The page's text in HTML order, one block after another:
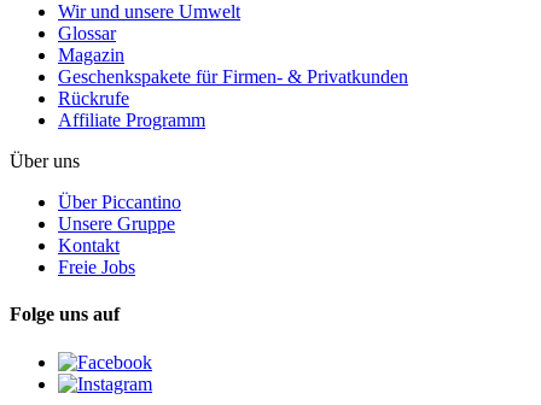
Wir und unsere Umwelt
Glossar
Magazin
Geschenkspakete für Firmen- & Privatkunden
Rückrufe
Affiliate Programm
Über uns
Über Piccantino
Unsere Gruppe
Kontakt
Freie Jobs
Folge uns auf